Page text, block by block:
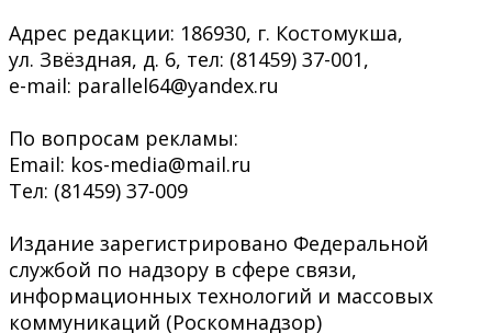
Адрес редакции: 186930, г. Костомукша,
ул. Звёздная, д. 6, тел: (81459) 37-001,
e-mail: parallel64@yandex.ru
По вопросам рекламы:
Email: kos-media@mail.ru
Тел: (81459) 37-009
Издание зарегистрировано Федеральной
службой по надзору в сфере связи,
информационных технологий и массовых
коммуникаций (Роскомнадзор)